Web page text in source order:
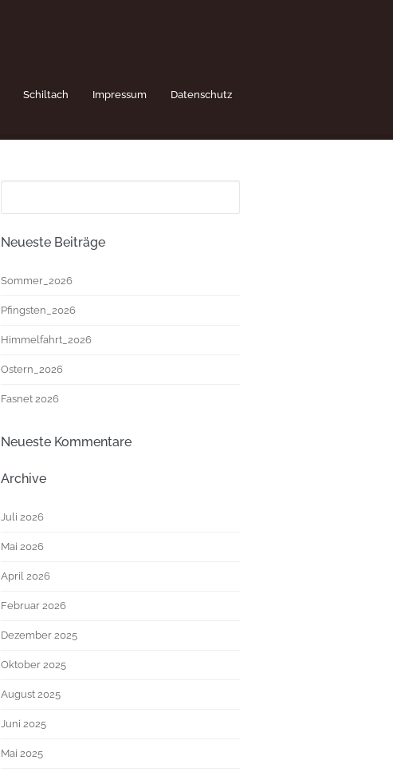
Schiltach Impressum Datenschutz
Neueste Beiträge
Sommer_2026
Pfingsten_2026
Himmelfahrt_2026
Ostern_2026
Fasnet 2026
Neueste Kommentare
Archive
Juli 2026
Mai 2026
April 2026
Februar 2026
Dezember 2025
Oktober 2025
August 2025
Juni 2025
Mai 2025